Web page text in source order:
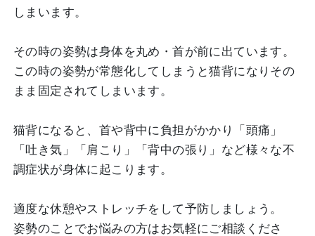
しまいます。
その時の姿勢は身体を丸め・首が前に出ています。
この時の姿勢が常態化してしまうと猫背になりその
まま固定されてしまいます。
猫背になると、首や背中に負担がかかり「頭痛」
「吐き気」「肩こり」「背中の張り」など様々な不
調症状が身体に起こります。
適度な休憩やストレッチをして予防しましょう。
姿勢のことでお悩みの方はお気軽にご相談くださ